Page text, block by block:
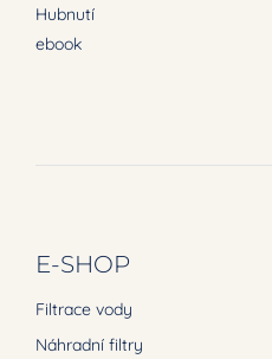
E-SHOP
Filtrace vody
Náhradní filtry
Hubnutí
ebook